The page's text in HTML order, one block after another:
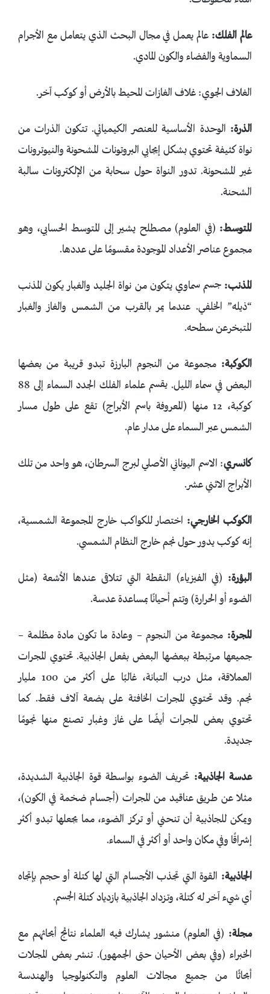
عالم الفلك: عالم يعمل في مجال البحث الذي يتعامل مع الأجرام
السماوية والفضاء والكون المادي.
الغلاف الجوي: غلاف الغازات المحيط بالأرض أو كوكب آخر.
الذرة: الوحدة الأساسية للعنصر الكيميائي. تتكون الذرات من
نواة كثيفة تحتوي بشكل إيجابي البروتونات المشحونة والنيوترونات
غير المشحونة. تدور النواة حول سحابة من الإلكترونات سالبة
الشحنة.
المتوسط: (في العلوم) مصطلح يشير إلى المتوسط ​​الحسابي، وهو
مجموع عناصر الأعداد الموجودة مقسومًا على عددها.
المذنب: جسم سماوي يتكون من نواة الجليد والغبار يكون المذنب
“ذيله” الخلفي. عندما يمر بالقرب من الشمس والغاز والغبار
المتبخرعن سطحه.
الكوكبة: مجموعة من النجوم البارزة تبدو قريبة من بعضها
البعض في سماء الليل. يقسم علماء الفلك الجدد السماء إلى 88
كوكبة، 12 منها (المعروفة باسم الأبراج) تقع على طول مسار
الشمس عبر السماء على مدار عام.
كانسري: الاسم اليوناني الأصلي لبرج السرطان، هو واحد من تلك
الأبراج الاثني عشر.
الكوكب الخارجي: اختصار للكواكب خارج المجموعة الشمسية،
إنه كوكب يدور حول نجم خارج النظام الشمسي.
البؤرة: (في الفيزياء) النقطة التي تتلاقى عندها الأشعة (مثل
الضوء أو الحرارة) وتتم أحيانًا بمساعدة عدسة.
المجرة: مجموعة من النجوم – وعادة ما تكون مادة مظلمة –
جميعها مرتبطة ببعضها البعض بفعل الجاذبية. تحتوي المجرات
العملاقة، مثل درب التبانة، غالبًا على أكثر من 100 مليار
نجم. وقد تحتوي المجرات الخافتة على بضعة آلاف فقط. كما
تحتوي بعض المجرات أيضًا على غاز وغبار تصنع منها نجومًا
جديدة.
عدسة الجاذبية: تحريف الضوء بواسطة قوة الجاذبية الشديدة،
مثلا عن طريق عناقيد من المجرات (أجسام ضخمة في الكون)،
ويمكن للجاذبية أن تنحني أو تركز الضوء، مما يجعلها تبدو أكثر
إشراقًا وفي مكان واحد أو أكثر في السماء.
الجاذبية: القوة التي تجذب الأجسام التي لها كتلة أو حجم بإتجاه
أي شيء آخر له كتلة، وتزداد الجاذبية بازدياد كتلة الجسم.
مجلة: (في العلوم) منشور يشارك فيه العلماء نتائج أبحاثهم مع
الخبراء (وفي بعض الأحيان حتى الجمهور). تنشر بعض المجلات
أبحاثًا من جميع مجالات العلوم والتكنولوجيا والهندسة